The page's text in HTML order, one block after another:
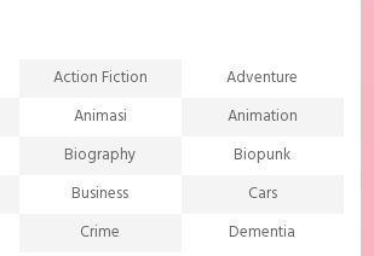
Action Fiction
Adventure
Animasi
Animation
Biography
Biopunk
Business
Cars
Crime
Dementia